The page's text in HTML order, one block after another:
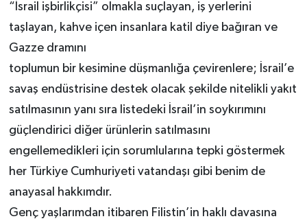
“İsrail işbirlikçisi” olmakla suçlayan, iş yerlerini
taşlayan, kahve içen insanlara katil diye bağıran ve
Gazze dramını
toplumun bir kesimine düşmanlığa çevirenlere; İsrail’e
savaş endüstrisine destek olacak şekilde nitelikli yakıt
satılmasının yanı sıra listedeki İsrail’in soykırımını
güçlendirici diğer ürünlerin satılmasını
engellemedikleri için sorumlularına tepki göstermek
her Türkiye Cumhuriyeti vatandaşı gibi benim de
anayasal hakkımdır.
Genç yaşlarımdan itibaren Filistin’in haklı davasına